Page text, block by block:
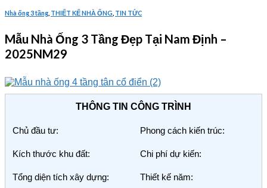
Nhà ống 3 tầng THIẾT KẾ NHÀ ỐNG TIN TỨC
Mẫu Nhà Ống 3 Tầng Đẹp Tại Nam Định –
2025NM29
THÔNG TIN CÔNG TRÌNH
Chủ đầu tư: Phong cách kiến trúc:
Kích thước khu đất: Chi phí dự kiến:
Tổng diện tích xây dựng: Thiết kế năm: